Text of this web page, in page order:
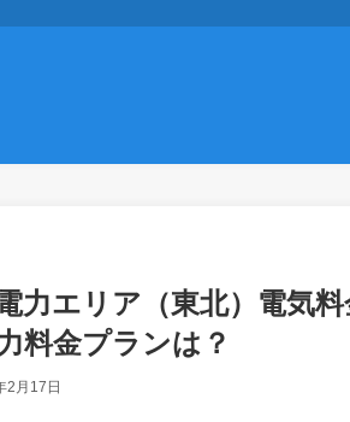
力エリア（東北）電気
料金プランは？
2月17日